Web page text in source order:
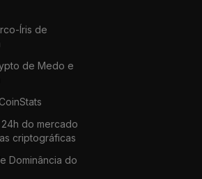
Íris de
de Medo e
do mercado
criptográficas
Dominância do